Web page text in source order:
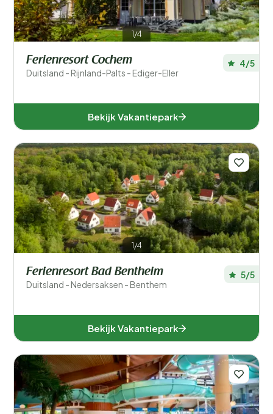
1/4
Ferienresort Cochem
Duitsland - Rijnland-Palts - Ediger-Eller
4/5
Bekijk Vakantiepark
1/4
Ferienresort Bad Bentheim
Duitsland - Nedersaksen - Benthem
5/5
Bekijk Vakantiepark